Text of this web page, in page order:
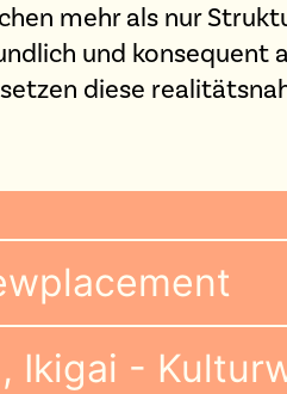
mehr als nur
und konsequent
diese
Ikigai -